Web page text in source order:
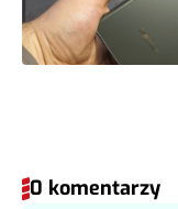
0 komentarzy